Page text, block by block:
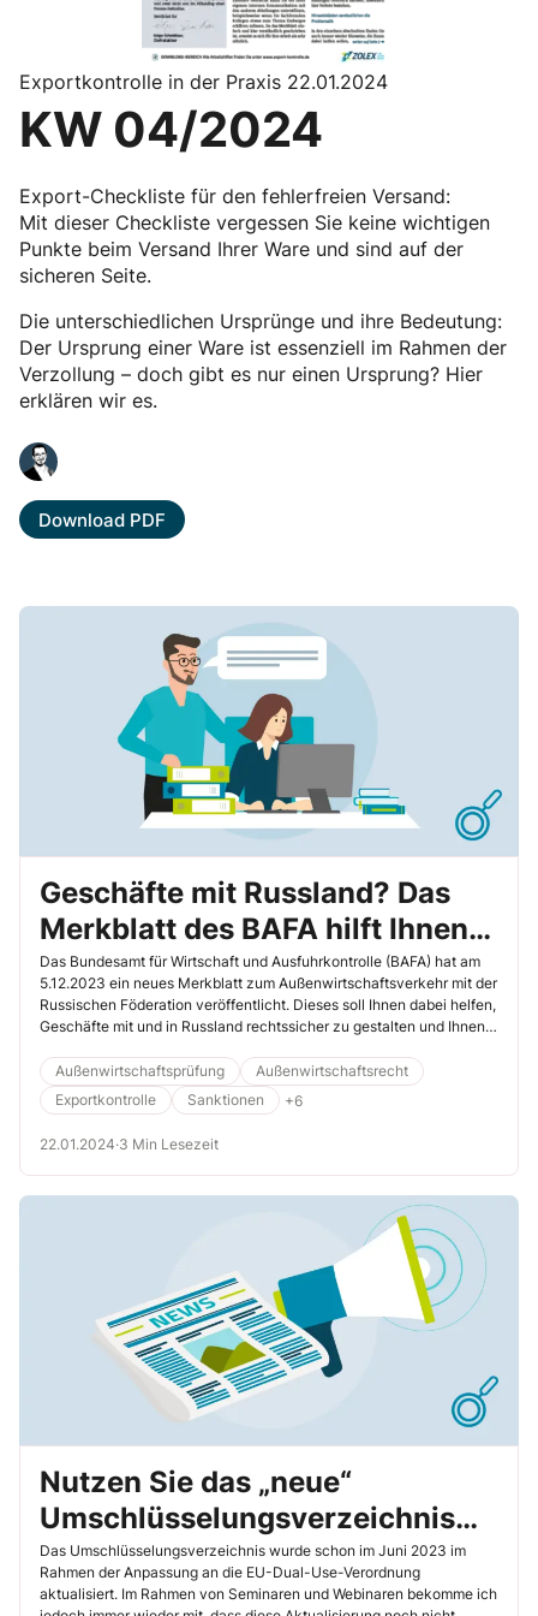
Exportkontrolle in der Praxis 22.01.2024
KW 04/2024
Export-Checkliste für den fehlerfreien Versand:
Mit dieser Checkliste vergessen Sie keine wichtigen
Punkte beim Versand Ihrer Ware und sind auf der
sicheren Seite.
Die unterschiedlichen Ursprünge und ihre Bedeutung:
Der Ursprung einer Ware ist essenziell im Rahmen der
Verzollung – doch gibt es nur einen Ursprung? Hier
erklären wir es.
Download PDF
Geschäfte mit Russland? Das
Merkblatt des BAFA hilft Ihnen
weiter
Das Bundesamt für Wirtschaft und Ausfuhrkontrolle (BAFA) hat am
5.12.2023 ein neues Merkblatt zum Außenwirtschaftsverkehr mit der
Russischen Föderation veröffentlicht. Dieses soll Ihnen dabei helfen,
Geschäfte mit und in Russland rechtssicher zu gestalten und Ihnen
Sanktionen zu verschaffen. Leider wurde das Merkblatt erst
veröffentlicht, nachdem die Sanktionen bereits seit 2 Jahren
bestehen. Viele Unternehmen haben aufgrund der
Rechtsunsicherheit Geschäfte im vorauseilenden Gehorsam nicht
stellen wird. Ob das Merkblatt diesem Anspruch gerecht wird und ob
es praxisnah verfasst ist, haben wir für Sie nachfolgend analysiert.
Außenwirtschaftsprüfung
Außenwirtschaftsrecht
Exportkontrolle
Sanktionen +6
22.01.2024·3 Min Lesezeit
Nutzen Sie das „neue“
Umschlüsselungsverzeichnis
des BAFA für Ihre Exporte
Das Umschlüsselungsverzeichnis wurde schon im Juni 2023 im
Rahmen der Anpassung an die EU-Dual-Use-Verordnung
aktualisiert. Im Rahmen von Seminaren und Webinaren bekomme ich